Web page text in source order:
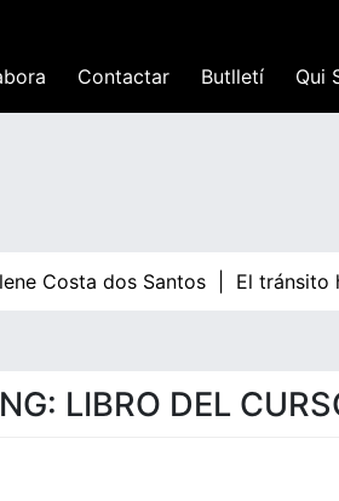
Contactar Butlletí Qui
Costa dos Santos | El tránsito
LIBRO DEL